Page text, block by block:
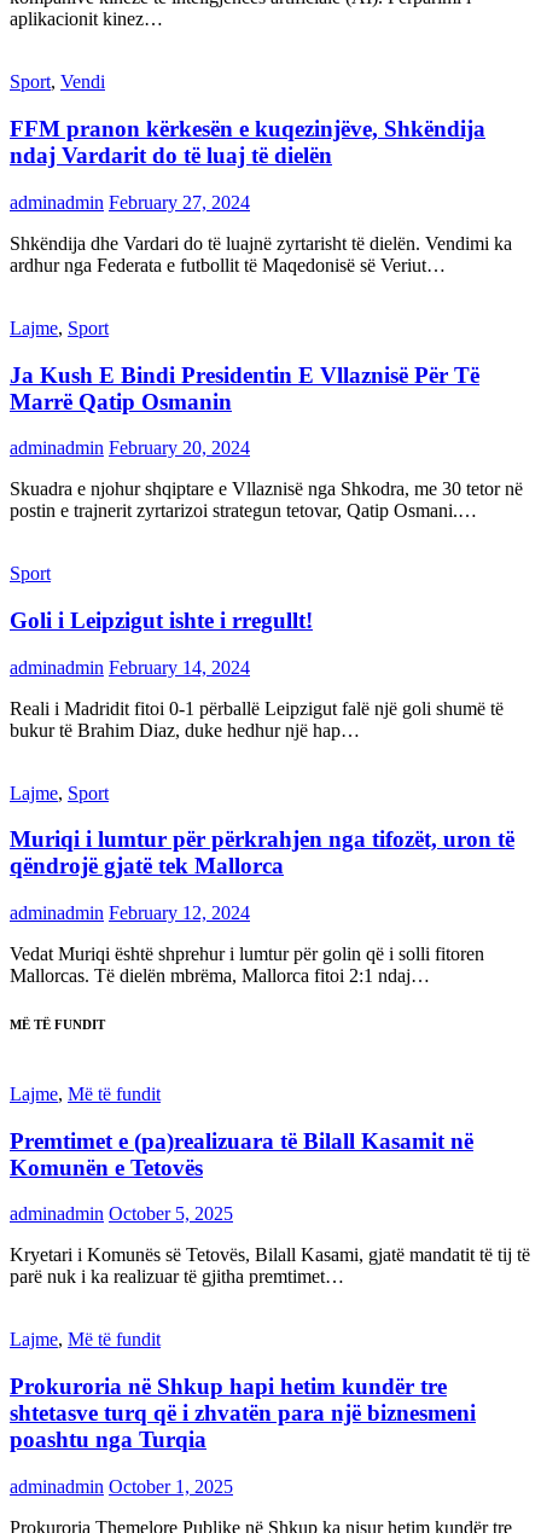
aplikacionit kinez…
Sport, Vendi
FFM pranon kërkesën e kuqezinjëve, Shkëndija
ndaj Vardarit do të luaj të dielën
adminadmin February 27, 2024
Shkëndija dhe Vardari do të luajnë zyrtarisht të dielën. Vendimi ka
ardhur nga Federata e futbollit të Maqedonisë së Veriut…
Lajme, Sport
Ja Kush E Bindi Presidentin E Vllaznisë Për Të
Marrë Qatip Osmanin
adminadmin February 20, 2024
Skuadra e njohur shqiptare e Vllaznisë nga Shkodra, me 30 tetor në
postin e trajnerit zyrtarizoi strategun tetovar, Qatip Osmani.…
Sport
Goli i Leipzigut ishte i rregullt!
adminadmin February 14, 2024
Reali i Madridit fitoi 0-1 përballë Leipzigut falë një goli shumë të
bukur të Brahim Diaz, duke hedhur një hap…
Lajme, Sport
Muriqi i lumtur për përkrahjen nga tifozët, uron të
qëndrojë gjatë tek Mallorca
adminadmin February 12, 2024
Vedat Muriqi është shprehur i lumtur për golin që i solli fitoren
Mallorcas. Të dielën mbrëma, Mallorca fitoi 2:1 ndaj…
MË TË FUNDIT
Lajme, Më të fundit
Premtimet e (pa)realizuara të Bilall Kasamit në
Komunën e Tetovës
adminadmin October 5, 2025
Kryetari i Komunës së Tetovës, Bilall Kasami, gjatë mandatit të tij të
parë nuk i ka realizuar të gjitha premtimet…
Lajme, Më të fundit
Prokuroria në Shkup hapi hetim kundër tre
shtetasve turq që i zhvatën para një biznesmeni
poashtu nga Turqia
adminadmin October 1, 2025
Prokuroria Themelore Publike në Shkup ka nisur hetim kundër tre